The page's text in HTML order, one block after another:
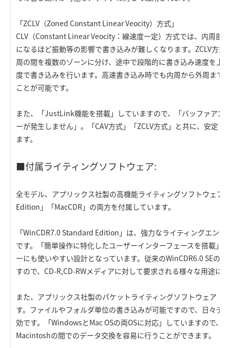
「ZCLV（Zoned Constant Linear Veocity）方式」
CLV（Constant Linear Veocity：線速度一定）方式では、内周部
になるほど振動等の影響で書き込みが難しくなります。ZCLV方
周の間を複数のゾーンに分け、途中で段階的に書き込み速度を上
度で書き込みを行います。高速書き込み時でも内周から外周まで
ことが可能です。
また、「JustLink機能を搭載」していますので、「バッファアン
ーが発生しません」。「CAV方式」「ZCLV方式」と共に、安定
ます。
■付属ライティングソフトウェア:
全モデル、アプリックス社製の高機能ライティングソフトウェア
Edition」「MacCDR」の両方を付属しています。
「WinCDR7.0 Standard Edition」は、強力なライティングエン
です。「簡単操作に特化したユーザーインターフェースを搭載」
ーにも使いやすい設計となっています。従来のWinCDR6.0 SEの
すので、CD-R,CD-RWメディアに対して要求される様々な用途に
また、アプリックス社製のパケットライティングソフトウェア「
す。ファイルやフォルダ単位の書き込みが可能ですので、日々デ
効です。「WindowsとMac OSの両OSに対応」していますので、
Macintoshの間でのデータ交換を容易に行うことができます。